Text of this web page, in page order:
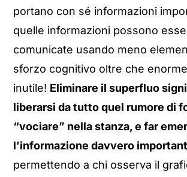
portano con sé informazioni
quelle informazioni possono
comunicate usando meno
sforzo cognitivo oltre che
inutile! Eliminare il superfluo
liberarsi da tutto quel rumore di
“vociare” nella stanza, e far
l’informazione davvero
permettendo a chi osserva il